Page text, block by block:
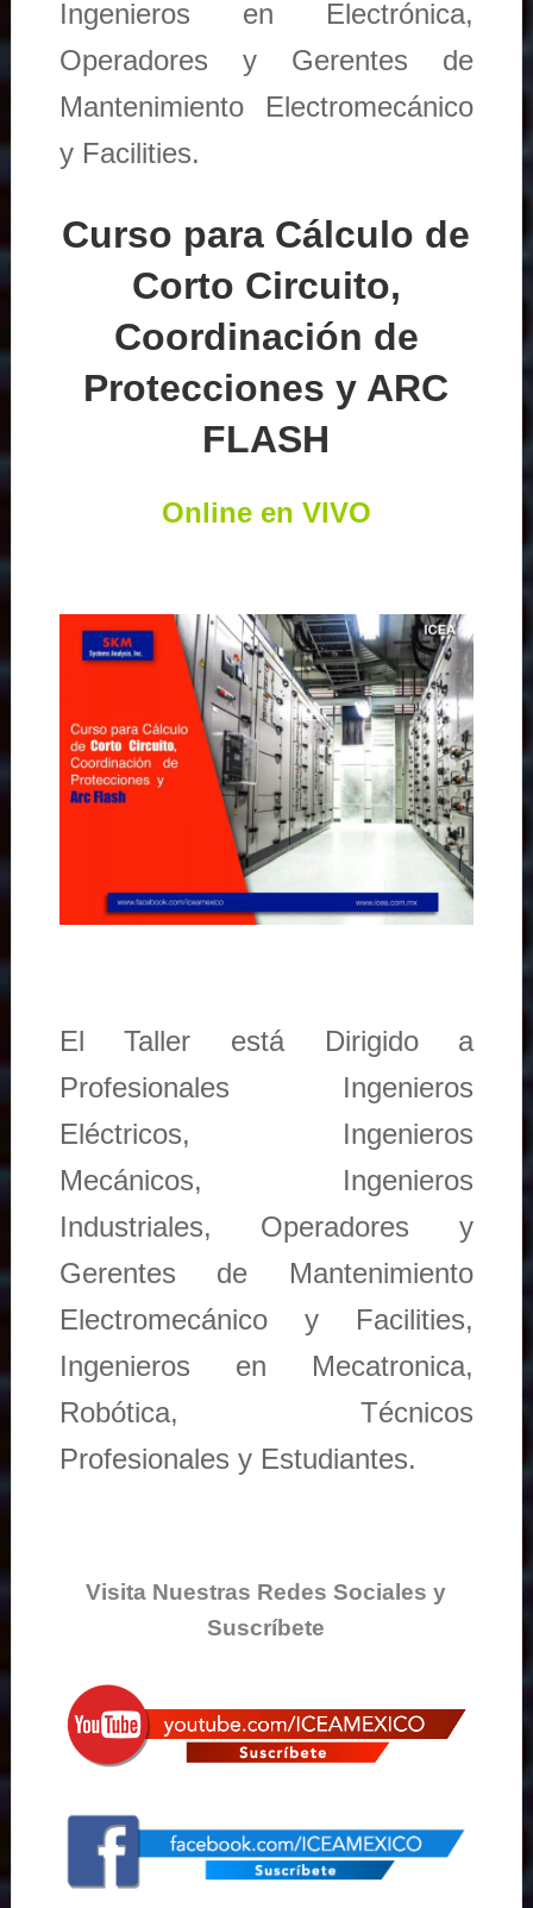
Ingenieros en Electrónica,
Operadores y Gerentes de
Mantenimiento Electromecánico
y Facilities.
Curso para Cálculo de
Corto Circuito,
Coordinación de
Protecciones y ARC
FLASH
Online en VIVO
El Taller está Dirigido a
Profesionales Ingenieros
Eléctricos, Ingenieros
Mecánicos, Ingenieros
Industriales, Operadores y
Gerentes de Mantenimiento
Electromecánico y Facilities,
Ingenieros en Mecatronica,
Robótica, Técnicos
Profesionales y Estudiantes.
Visita Nuestras Redes Sociales y
Suscríbete